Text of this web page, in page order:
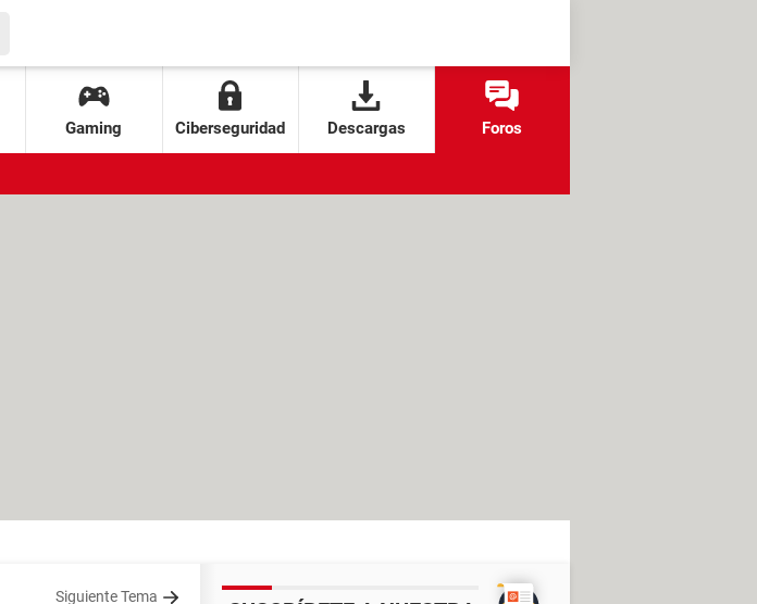
Gaming Ciberseguridad Descargas Foros
Siguiente Tema